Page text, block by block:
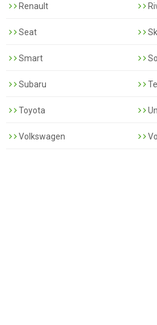
Renault
Seat
Smart
Subaru
Toyota
Volkswagen